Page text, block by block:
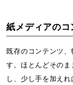
紙メディアのコ
既存のコンテンツ
す。ほとんどその
し、少し手を加え